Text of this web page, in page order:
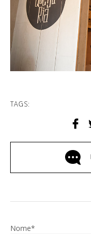
TAGS:
Nome*